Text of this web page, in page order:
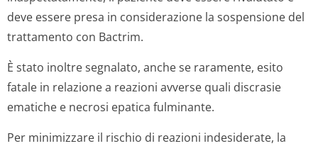
deve essere presa in considerazione la sospensione del
trattamento con Bactrim.
È stato inoltre segnalato, anche se raramente, esito
fatale in relazione a reazioni avverse quali discrasie
ematiche e necrosi epatica fulminante.
Per minimizzare il rischio di reazioni indesiderate, la